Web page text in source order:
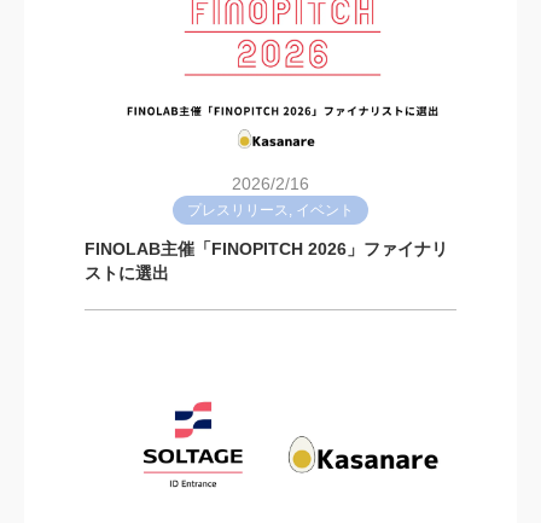
2026/2/16
プレスリリース, イベント
FINOLAB主催「FINOPITCH 2026」ファイナリ
ストに選出